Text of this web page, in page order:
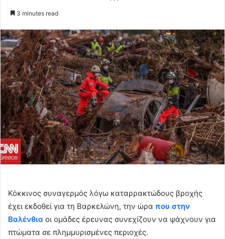
3 minutes read
Κόκκινος συναγερμός λόγω καταρρακτώδους βροχής
έχει εκδοθεί για τη Βαρκελώνη, την ώρα που στην
Βαλένθια οι ομάδες έρευνας συνεχίζουν να ψάχνουν για
πτώματα σε πλημμυρισμένες περιοχές.